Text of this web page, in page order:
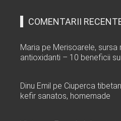
COMENTARII
Maria pe Merisoarele, sursa
antioxidanti – 10 beneficii
Dinu Emil pe Ciuperca
kefir sanatos, homemade